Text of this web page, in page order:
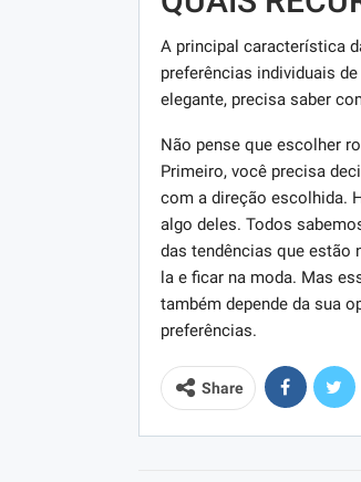
A principal característica
preferências individuais
elegante, precisa saber
Não pense que escolher
Primeiro, você precisa
com a direção escolhida.
algo deles. Todos
das tendências que estão
la e ficar na moda. Mas
também depende da sua
preferências.
Share